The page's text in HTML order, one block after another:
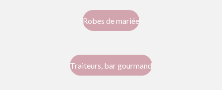
Robes de mariée
Traiteurs, bar gourmand